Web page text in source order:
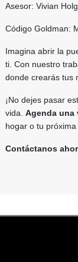
Asesor: Vivian
Código Goldman:
Imagina abrir la
ti. Con nuestro
donde crearás tus
¡No dejes pasar
vida. Agenda una
hogar o tu próxima
Contáctanos